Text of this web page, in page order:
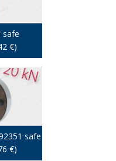
safe
€)
safe
€)